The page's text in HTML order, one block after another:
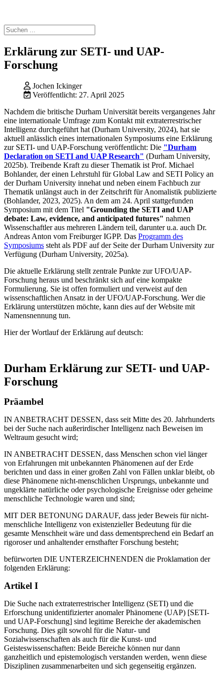
Erklärung zur SETI- und UAP-
Forschung
Jochen Ickinger
Veröffentlicht: 27. April 2025
Nachdem die britische Durham Universität bereits vergangenes Jahr
eine internationale Umfrage zum Kontakt mit extraterrestrischer
Intelligenz durchgeführt hat (Durham University, 2024), hat sie
aktuell anlässlich eines internationalen Symposiums eine Erklärung
zur SETI- und UAP-Forschung veröffentlicht: Die "Durham
Declaration on SETI and UAP Research" (Durham University,
2025b). Treibende Kraft zu dieser Thematik ist Prof. Michael
Bohlander, der einen Lehrstuhl für Global Law and SETI Policy an
der Durham University innehat und neben einem Fachbuch zur
Thematik unlängst auch in der Zeitschrift für Anomalistik publizierte
(Bohlander, 2023, 2025). An dem am 24. April stattgefunden
Symposium mit dem Titel "Grounding the SETI and UAP
debate: Law, evidence, and anticipated futures" nahmen
Wissenschaftler aus mehreren Ländern teil, darunter u.a. auch Dr.
Andreas Anton vom Freiburger IGPP. Das Programm des
Symposiums steht als PDF auf der Seite der Durham University zur
Verfügung (Durham University, 2025a).
Die aktuelle Erklärung stellt zentrale Punkte zur UFO/UAP-
Forschung heraus und beschränkt sich auf eine kompakte
Formulierung. Sie ist offen formuliert und verweist auf den
wissenschaftlichen Ansatz in der UFO/UAP-Forschung. Wer die
Erklärung unterstützen möchte, kann dies auf der Website mit
Namensnennung tun.
Hier der Wortlauf der Erklärung auf deutsch:
Durham Erklärung zur SETI- und UAP-
Forschung
Präambel
IN ANBETRACHT DESSEN, dass seit Mitte des 20. Jahrhunderts
bei der Suche nach außerirdischer Intelligenz nach Beweisen im
Weltraum gesucht wird;
IN ANBETRACHT DESSEN, dass Menschen schon viel länger
von Erfahrungen mit unbekannten Phänomenen auf der Erde
berichten und dass in einer großen Zahl von Fällen unklar bleibt, ob
diese Phänomene nicht-menschlichen Ursprungs, unbekannte und
ungeklärte natürliche oder psychologische Ereignisse oder geheime
menschliche Technologie waren und sind;
MIT DER BETONUNG DARAUF, dass jeder Beweis für nicht-
menschliche Intelligenz von existenzieller Bedeutung für die
gesamte Menschheit wäre und dass dementsprechend ein Bedarf an
rigoroser und anhaltender ernsthafter Forschung besteht;
befürworten DIE UNTERZEICHNENDEN die Proklamation der
folgenden Erklärung:
Artikel I
Die Suche nach extraterrestrischer Intelligenz (SETI) und die
Erforschung unidentifizierter anomaler Phänomene (UAP) [SETI-
und UAP-Forschung] sind legitime Bereiche der akademischen
Forschung. Dies gilt sowohl für die Natur- und
Sozialwissenschaften als auch für die Kunst- und
Geisteswissenschaften: Beide Bereiche können nur dann
ganzheitlich und epistemologisch verstanden werden, wenn diese
Disziplinen zusammenarbeiten und sich gegenseitig ergänzen.